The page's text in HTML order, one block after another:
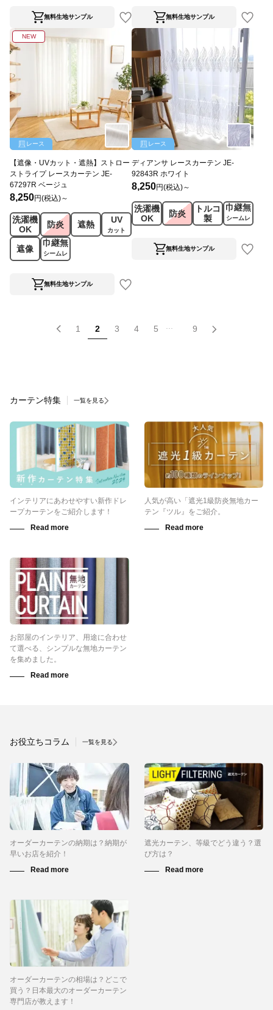
無料生地サンプル 無料生地サンプル
NEW
レース
【遮像・UVカット・遮熱】ストロー
ストライプ レースカーテン JE-
67297R ベージュ
8,250円(税込)～
洗濯機
OK
防炎 遮熱 UV
カット
遮像
巾継無
シームレ
ス
無料生地サンプル
レース
ディアンサ レースカーテン JE-
92843R ホワイト
8,250円(税込)～
洗濯機
OK
防炎
トルコ
製
巾継無
シームレ
ス
無料生地サンプル
1 2 3 4 5 9
カーテン特集 一覧を見る
インテリアにあわせやすい新作ドレ
ープカーテンをご紹介します！
人気が高い「遮光1級防炎無地カー
テン『ツル』をご紹介。
お部屋のインテリア、用途に合わせ
て選べる、シンプルな無地カーテン
を集めました。
お役立ちコラム 一覧を見る
オーダーカーテンの納期は？納期が
早いお店を紹介！
遮光カーテン、等級でどう違う？選
び方は？
オーダーカーテンの相場は？どこで
買う？日本最大のオーダーカーテン
専門店が教えます！